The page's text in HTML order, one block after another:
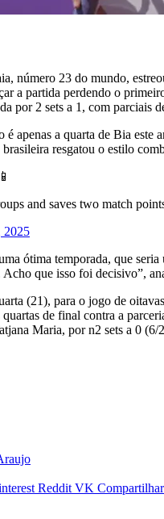
número 23 do mundo,
a partida perdendo o
por 2 sets a 1, com parciais
é apenas a quarta de Bia
resgatou o estilo
and saves two match
2025
ótima temporada, que
que isso foi decisivo”,
(21), para o jogo de
de final contra a
Maria, por n2 sets a 0 (6/
Reddit VK